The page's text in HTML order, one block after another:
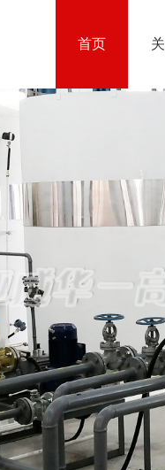
首页